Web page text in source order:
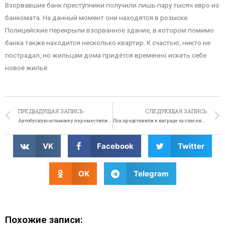
Взорвавшие банк преступники получили лишь пару тысяч евро из
банкомата. На данный момент они находятся в розыске.
Полицейские перекрыли взорванное здание, в котором помимо
банка также находится несколько квартир. К счастью, никто не
пострадал, но жильцам дома придётся временно искать себе
новоё жильё.
ПРЕДЫДУЩАЯ ЗАПИСЬ
Автобусную остановку переместили подальше от стрип-клуба
СЛЕДУЮЩАЯ ЗАПИСЬ
Пса представили к награде за спасение своего хозяина
VK Facebook Twitter
OK Telegram
Похожие записи: